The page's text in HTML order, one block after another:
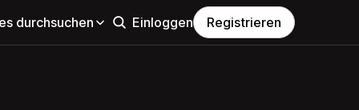
durchsuchen Einloggen Registrieren